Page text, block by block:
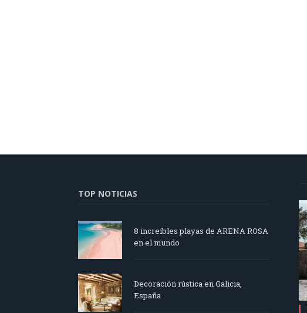
TOP NOTICIAS
8 increíbles playas de ARENA ROSA
en el mundo
Decoración rústica en Galicia,
España